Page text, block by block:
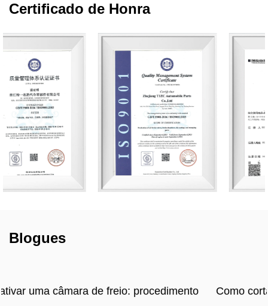
Certificado de Honra
Blogues
Como cortar a haste da câmara do freio: guia